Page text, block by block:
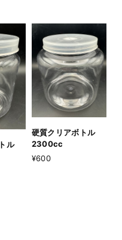
ル
硬質クリアボトル
2300cc
¥600